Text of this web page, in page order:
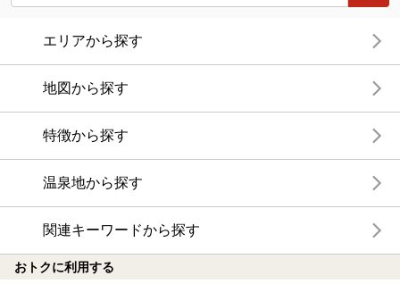
エリアから探す
地図から探す
特徴から探す
温泉地から探す
関連キーワードから探す
おトクに利用する